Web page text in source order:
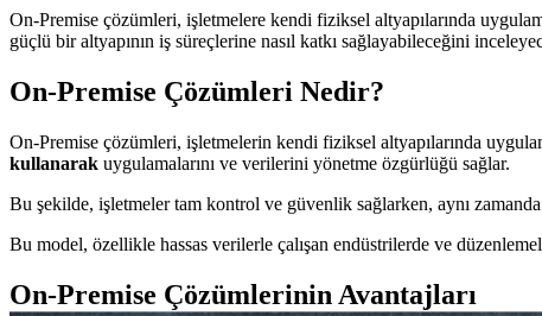
On-Premise çözümleri, işletmelere kendi fiziksel altyapılarında
güçlü bir altyapının iş süreçlerine nasıl katkı sağlayabileceğini
On-Premise Çözümleri Nedir?
On-Premise çözümleri, işletmelerin kendi fiziksel altyapılarında
kullanarak uygulamalarını ve verilerini yönetme özgürlüğü sağlar.
Bu şekilde, işletmeler tam kontrol ve güvenlik sağlarken, aynı
Bu model, özellikle hassas verilerle çalışan endüstrilerde ve
On-Premise Çözümlerinin Avantajları